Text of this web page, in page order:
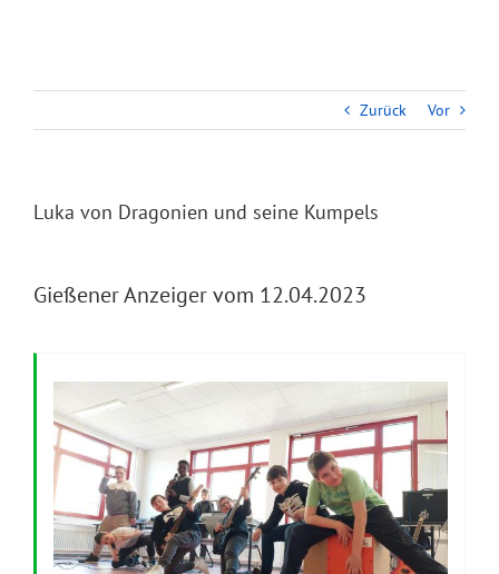
Zurück Vor
Luka von Dragonien und seine Kumpels
Gießener Anzeiger vom 12.04.2023